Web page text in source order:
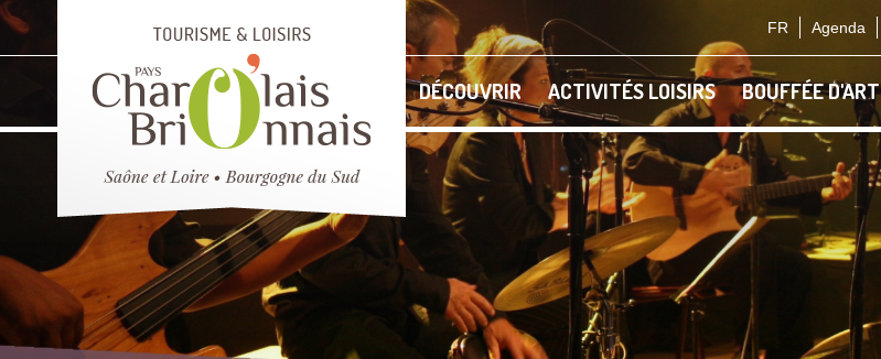
FR Agenda
DÉCOUVRIR ACTIVITÉS LOISIRS BOUFFÉE D'ART